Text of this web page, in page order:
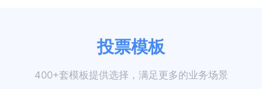
投票模板
400+套模板提供选择，满足更多的业务场景